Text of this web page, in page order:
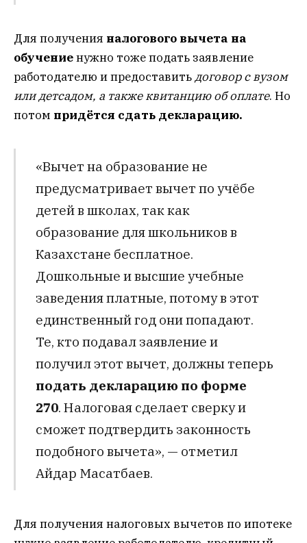
Для получения налогового вычета на
обучениенужно тоже подать заявление
работодателю и предоставитьдоговор с вузом
или детсадом, а также квитанцию об оплате. Но
потом придётся сдать декларацию.
«Вычет на образование не
предусматривает вычет по учёбе
детей в школах, так как
образование для школьников в
Казахстане бесплатное.
Дошкольные и высшие учебные
заведения платные, потому в этот
единственный год они попадают.
Те, кто подавал заявление и
получил этот вычет, должны теперь
подать декларацию по форме
270. Налоговая сделает сверку и
сможет подтвердить законность
подобного вычета», — отметил
Айдар Масатбаев.
Для получения налоговых вычетов по ипотеке